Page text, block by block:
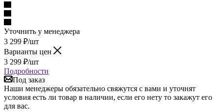
Уточнить у менеджера
3 299 ₽/шт
Варианты цен
3 299 ₽/шт
Подробности
Под заказ
Наши менеджеры обязательно свяжутся с вами и уточнят
условия есть ли товар в наличии, если его нету то закажут его
для вас.